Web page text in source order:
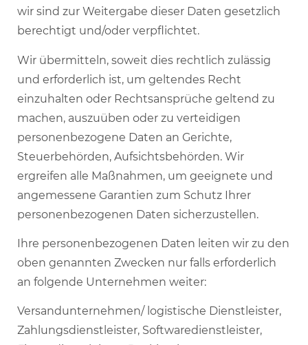
wir sind zur Weitergabe dieser Daten gesetzlich
berechtigt und/oder verpflichtet.
Wir übermitteln, soweit dies rechtlich zulässig
und erforderlich ist, um geltendes Recht
einzuhalten oder Rechtsansprüche geltend zu
machen, auszuüben oder zu verteidigen
personenbezogene Daten an Gerichte,
Steuerbehörden, Aufsichtsbehörden. Wir
ergreifen alle Maßnahmen, um geeignete und
angemessene Garantien zum Schutz Ihrer
personenbezogenen Daten sicherzustellen.
Ihre personenbezogenen Daten leiten wir zu den
oben genannten Zwecken nur falls erforderlich
an folgende Unternehmen weiter:
Versandunternehmen/ logistische Dienstleister,
Zahlungsdienstleister, Softwaredienstleister,